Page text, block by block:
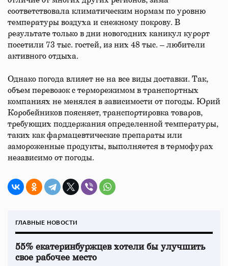
соответствовала климатическим нормам по уровню
температуры воздуха и снежному покрову. В
результате только в дни новогодних каникул курорт
посетили 73 тыс. гостей, из них 48 тыс. – любители
активного отдыха.
Однако погода влияет не на все виды доставки. Так,
объем перевозок с терморежимом в транспортных
компаниях не менялся в зависимости от погоды. Юрий
Коробейников поясняет, транспортировка товаров,
требующих поддержания определенной температуры,
таких как фармацевтические препараты или
замороженные продукты, выполняется в термофурах
независимо от погоды.
ГЛАВНЫЕ НОВОСТИ
55% екатеринбуржцев хотели бы улучшить
свое рабочее место